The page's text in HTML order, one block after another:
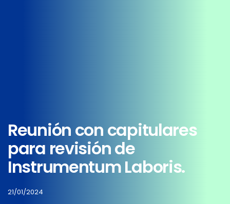
Reunión con capitulares
para revisión de
Instrumentum Laboris.
21/01/2024